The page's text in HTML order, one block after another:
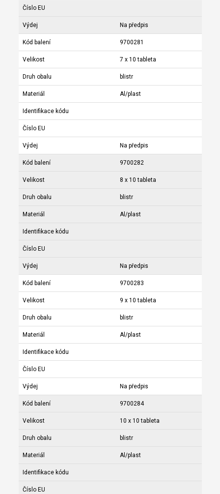
Číslo EU
Výdej Na předpis
Kód balení 9700281
Velikost 7 x 10 tableta
Druh obalu blistr
Materiál Al/plast
Identifikace kódu
Číslo EU
Výdej Na předpis
Kód balení 9700282
Velikost 8 x 10 tableta
Druh obalu blistr
Materiál Al/plast
Identifikace kódu
Číslo EU
Výdej Na předpis
Kód balení 9700283
Velikost 9 x 10 tableta
Druh obalu blistr
Materiál Al/plast
Identifikace kódu
Číslo EU
Výdej Na předpis
Kód balení 9700284
Velikost 10 x 10 tableta
Druh obalu blistr
Materiál Al/plast
Identifikace kódu
Číslo EU